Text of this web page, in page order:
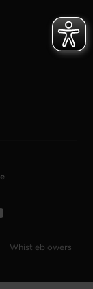
Whistleblowers